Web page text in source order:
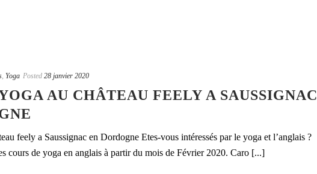
, Yoga Posted 28 janvier 2020
AU CHÂTEAU FEELY A SAUSSIGNAC
feely a Saussignac en Dordogne Etes-vous intéressés par le yoga et l’anglais ?
cours de yoga en anglais à partir du mois de Février 2020. Caro [...]